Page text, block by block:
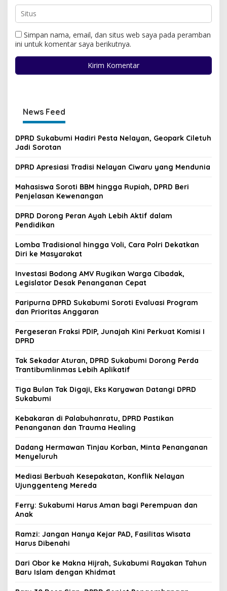
Simpan nama, email, dan situs web saya pada peramban
ini untuk komentar saya berikutnya.
News Feed
DPRD Sukabumi Hadiri Pesta Nelayan, Geopark Ciletuh
Jadi Sorotan
DPRD Apresiasi Tradisi Nelayan Ciwaru yang Mendunia
Mahasiswa Soroti BBM hingga Rupiah, DPRD Beri
Penjelasan Kewenangan
DPRD Dorong Peran Ayah Lebih Aktif dalam
Pendidikan
Lomba Tradisional hingga Voli, Cara Polri Dekatkan
Diri ke Masyarakat
Investasi Bodong AMV Rugikan Warga Cibadak,
Legislator Desak Penanganan Cepat
Paripurna DPRD Sukabumi Soroti Evaluasi Program
dan Prioritas Anggaran
Pergeseran Fraksi PDIP, Junajah Kini Perkuat Komisi I
DPRD
Tak Sekadar Aturan, DPRD Sukabumi Dorong Perda
Trantibumlinmas Lebih Aplikatif
Tiga Bulan Tak Digaji, Eks Karyawan Datangi DPRD
Sukabumi
Kebakaran di Palabuhanratu, DPRD Pastikan
Penanganan dan Trauma Healing
Dadang Hermawan Tinjau Korban, Minta Penanganan
Menyeluruh
Mediasi Berbuah Kesepakatan, Konflik Nelayan
Ujunggenteng Mereda
Ferry: Sukabumi Harus Aman bagi Perempuan dan
Anak
Ramzi: Jangan Hanya Kejar PAD, Fasilitas Wisata
Harus Dibenahi
Dari Obor ke Makna Hijrah, Sukabumi Rayakan Tahun
Baru Islam dengan Khidmat